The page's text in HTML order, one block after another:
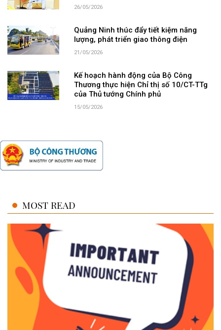
26/05/2026
Quảng Ninh thúc đẩy tiết kiệm năng
lượng, phát triển giao thông điện
21/05/2026
Kế hoạch hành động của Bộ Công
Thương thực hiện Chỉ thị số 10/CT-TTg
của Thủ tướng Chính phủ
15/05/2026
MOST READ